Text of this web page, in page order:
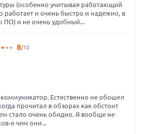
(особенно учитывая работающий
работает и очень быстро и надежно, в
ПО) и не очень удобный...
8/10
Естественно не обошел
прочитал в обзорах как обстоит
стало очень обидно. Я вообще не
о чем они...